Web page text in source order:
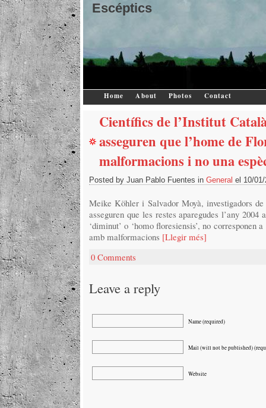
Escéptics
Home About Photos Contact
Científics de l’Institut
asseguren que l’home de
malformacions i no una
Posted by Juan Pablo Fuentes in General el 10/
Meike Köhler i Salvador Moyà, investigadors
asseguren que les restes aparegudes l’any
‘diminut’ o ‘homo floresiensis’, no corresponen
amb malformacions [Llegir més]
0 Comments
Leave a reply
Name (required)
Mail (will not be published)
Website